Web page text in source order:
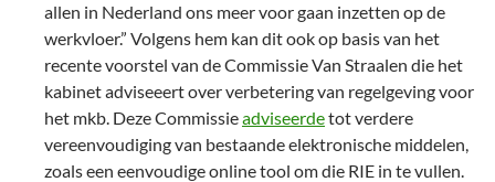
allen in Nederland ons meer voor gaan inzetten op de
werkvloer.” Volgens hem kan dit ook op basis van het
recente voorstel van de Commissie Van Straalen die het
kabinet adviseeert over verbetering van regelgeving voor
het mkb. Deze Commissieadviseerdetot verdere
vereenvoudiging van bestaande elektronische middelen,
zoals een eenvoudige online tool om die RIE in te vullen.